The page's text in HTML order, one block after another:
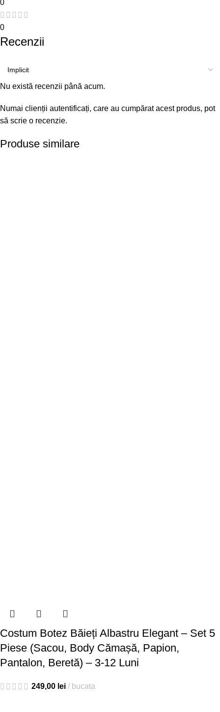
0
0
Recenzii
Nu există recenzii până acum.
Numai clienții autentificați, care au cumpărat acest produs, pot
să scrie o recenzie.
Produse similare
Costum Botez Băieți Albastru Elegant – Set 5
Piese (Sacou, Body Cămașă, Papion,
Pantalon, Beretă) – 3-12 Luni
249,00 lei bucata